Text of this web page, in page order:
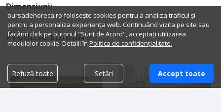
Dimensiuni:
Produse similare
bursadehoreca.ro folosește cookies pentru a analiza traficul și
pentru a personaliza experiența web. Continuând vizita pe site sau
facând click pe butonul "Sunt de Acord", acceptați utilizarea
modulelor cookie. Detalii în Politica de confidențialitate.
Refuză toate Setări Accept toate